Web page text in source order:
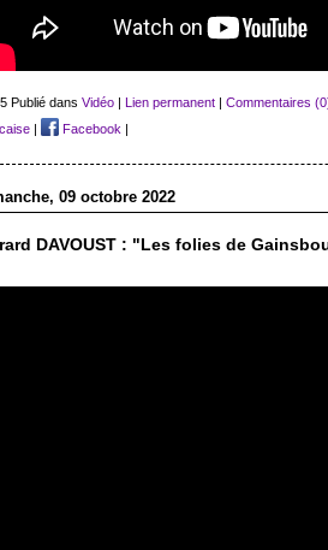
Publié dans Vidéo| Lien permanent| Commentaires
| Facebook |
09 octobre 2022
DAVOUST : "Les folies de